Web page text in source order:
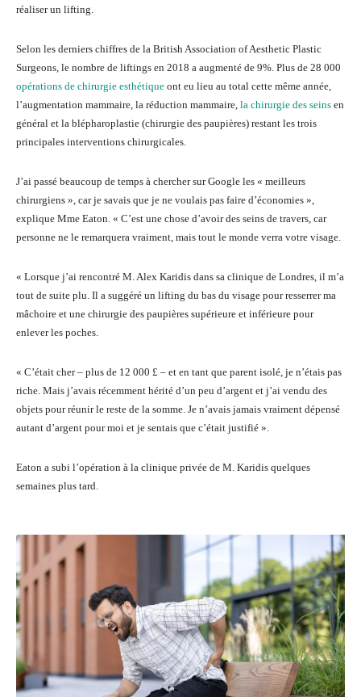
réaliser un lifting.
Selon les derniers chiffres de la British Association of Aesthetic Plastic
Surgeons, le nombre de liftings en 2018 a augmenté de 9%. Plus de 28 000
opérations de chirurgie esthétique ont eu lieu au total cette même année,
l’augmentation mammaire, la réduction mammaire, la chirurgie des seins en
général et la blépharoplastie (chirurgie des paupières) restant les trois
principales interventions chirurgicales.
J’ai passé beaucoup de temps à chercher sur Google les « meilleurs
chirurgiens », car je savais que je ne voulais pas faire d’économies »,
explique Mme Eaton. « C’est une chose d’avoir des seins de travers, car
personne ne le remarquera vraiment, mais tout le monde verra votre visage.
« Lorsque j’ai rencontré M. Alex Karidis dans sa clinique de Londres, il m’a
tout de suite plu. Il a suggéré un lifting du bas du visage pour resserrer ma
mâchoire et une chirurgie des paupières supérieure et inférieure pour
enlever les poches.
« C’était cher – plus de 12 000 £ – et en tant que parent isolé, je n’étais pas
riche. Mais j’avais récemment hérité d’un peu d’argent et j’ai vendu des
objets pour réunir le reste de la somme. Je n’avais jamais vraiment dépensé
autant d’argent pour moi et je sentais que c’était justifié ».
Eaton a subi l’opération à la clinique privée de M. Karidis quelques
semaines plus tard.